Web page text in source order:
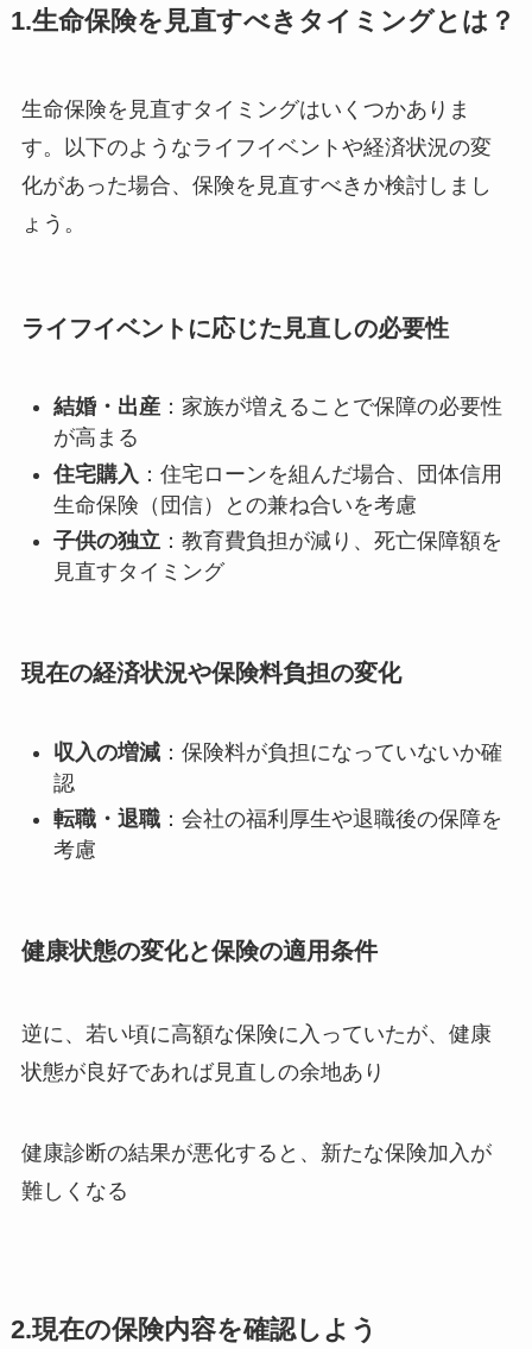
1.生命保険を見直すべきタイミングとは？
生命保険を見直すタイミングはいくつかありま
す。以下のようなライフイベントや経済状況の変
化があった場合、保険を見直すべきか検討しまし
ょう。
ライフイベントに応じた見直しの必要性
結婚・出産：家族が増えることで保障の必要性
が高まる
住宅購入 ：住宅ローンを組んだ場合、団体信用
生命保険（団信）との兼ね合いを考慮
子供の独立：教育費負担が減り、死亡保障額を
見直すタイミング
現在の経済状況や保険料負担の変化
収入の増減：保険料が負担になっていないか確
認
転職・退職：会社の福利厚生や退職後の保障を
考慮
健康状態の変化と保険の適用条件
逆に、若い頃に高額な保険に入っていたが、健康
状態が良好であれば見直しの余地あり
健康診断の結果が悪化すると、新たな保険加入が
難しくなる
2.現在の保険内容を確認しよう